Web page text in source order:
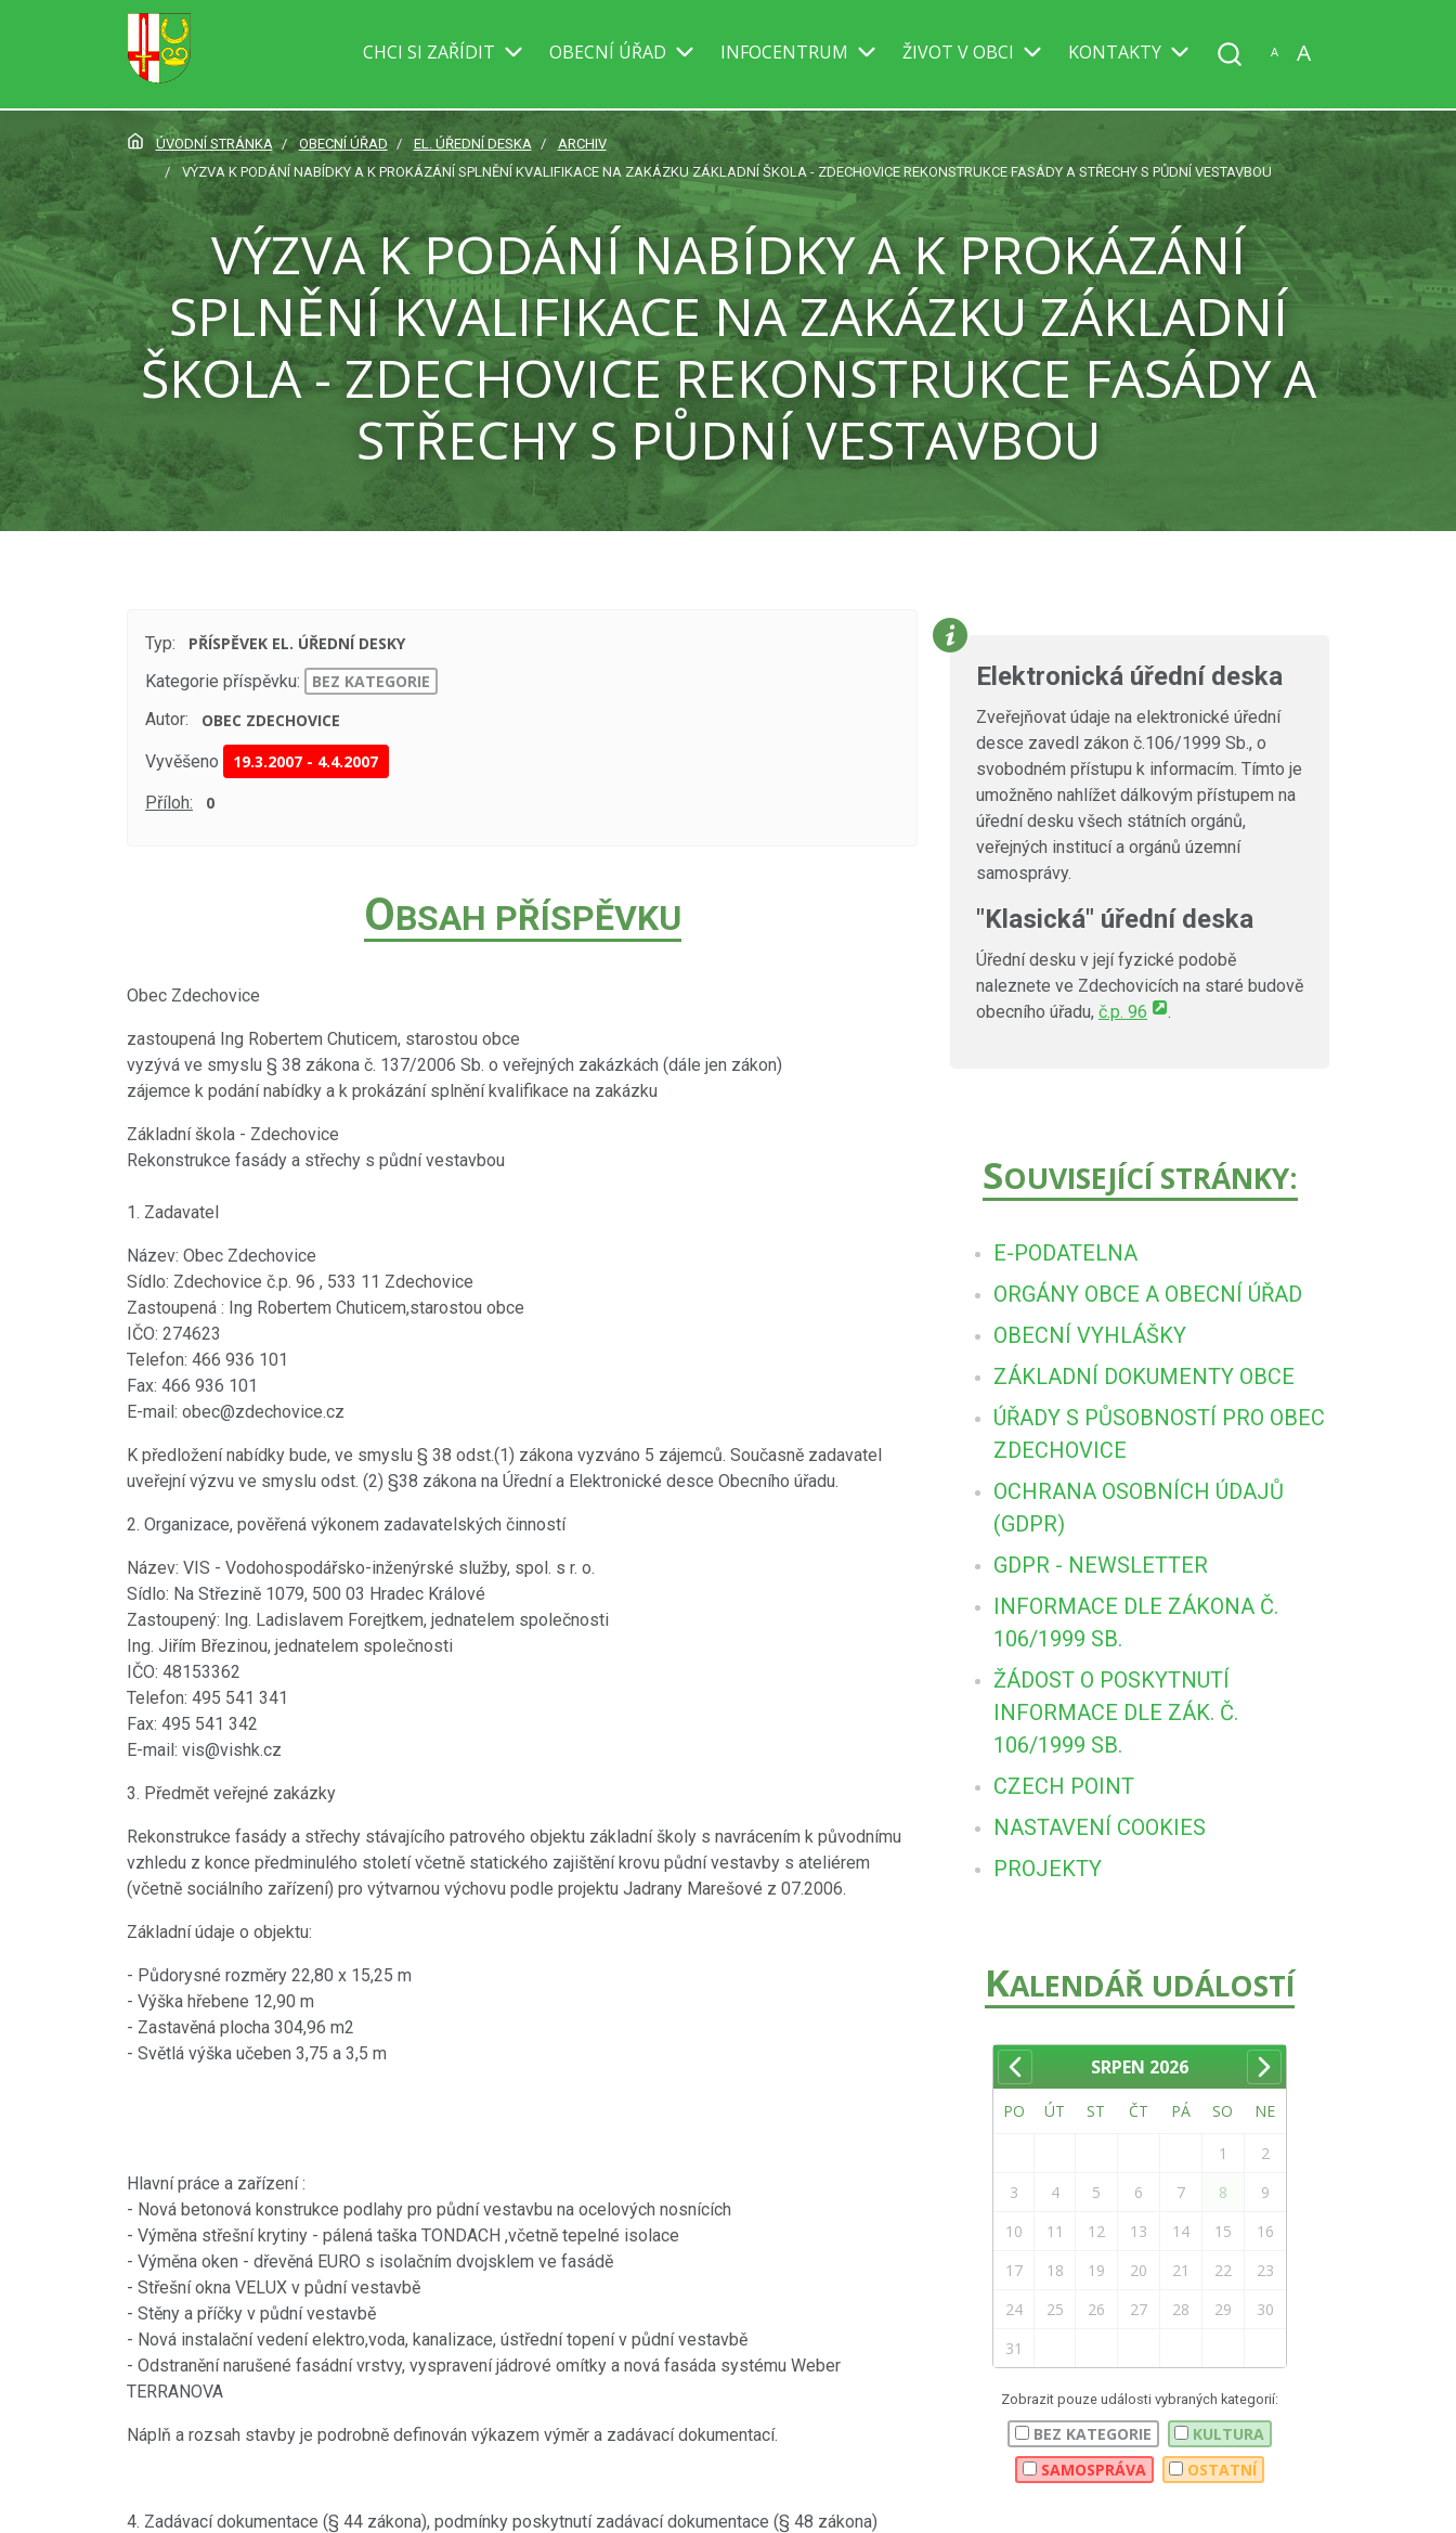
CHCI SI ZAŘÍDIT OBECNÍ ÚŘAD INFOCENTRUM ŽIVOT V OBCI KONTAKTY A A
ÚVODNÍ STRÁNKA OBECNÍ ÚŘAD EL. ÚŘEDNÍ DESKA
ARCHIV
VÝZVA K PODÁNÍ NABÍDKY A K PROKÁZÁNÍ SPLNĚNÍ KVALIFIKACE NA ZAKÁZKU ZÁKLADNÍ ŠKOLA - ZDECHOVICE REKONSTRUKCE FASÁDY A STŘECHY S PŮDNÍ VESTAVBOU
VÝZVA K PODÁNÍ NABÍDKY A K PROKÁZÁNÍ
SPLNĚNÍ KVALIFIKACE NA ZAKÁZKU ZÁKLADNÍ
ŠKOLA - ZDECHOVICE REKONSTRUKCE FASÁDY A
STŘECHY S PŮDNÍ VESTAVBOU
Typ:
PŘÍSPĚVEK EL. ÚŘEDNÍ DESKY
Kategorie příspěvku:
BEZ KATEGORIE
Autor:
OBEC ZDECHOVICE
Vyvěšeno 19.3.2007 - 4.4.2007
Příloh: 0
OBSAH PŘÍSPĚVKU
Obec Zdechovice
zastoupená Ing Robertem Chuticem, starostou obce
vyzývá ve smyslu § 38 zákona č. 137/2006 Sb. o veřejných zakázkách (dále jen zákon)
zájemce k podání nabídky a k prokázání splnění kvalifikace na zakázku
Základní škola - Zdechovice
Rekonstrukce fasády a střechy s půdní vestavbou
1. Zadavatel
Název: Obec Zdechovice
Sídlo: Zdechovice č.p. 96 , 533 11 Zdechovice
Zastoupená : Ing Robertem Chuticem,starostou obce
IČO: 274623
Telefon: 466 936 101
Fax: 466 936 101
E-mail: obec@zdechovice.cz
K předložení nabídky bude, ve smyslu § 38 odst.(1) zákona vyzváno 5 zájemců. Současně zadavatel
uveřejní výzvu ve smyslu odst. (2) §38 zákona na Úřední a Elektronické desce Obecního úřadu.
2. Organizace, pověřená výkonem zadavatelských činností
Název: VIS - Vodohospodářsko-inženýrské služby, spol. s r. o.
Sídlo: Na Střezině 1079, 500 03 Hradec Králové
Zastoupený: Ing. Ladislavem Forejtkem, jednatelem společnosti
Ing. Jiřím Březinou, jednatelem společnosti
IČO: 48153362
Telefon: 495 541 341
Fax: 495 541 342
E-mail: vis@vishk.cz
3. Předmět veřejné zakázky
Rekonstrukce fasády a střechy stávajícího patrového objektu základní školy s navrácením k původnímu
vzhledu z konce předminulého století včetně statického zajištění krovu půdní vestavby s ateliérem
(včetně sociálního zařízení) pro výtvarnou výchovu podle projektu Jadrany Marešové z 07.2006.
Základní údaje o objektu:
- Půdorysné rozměry 22,80 x 15,25 m
- Výška hřebene 12,90 m
- Zastavěná plocha 304,96 m2
- Světlá výška učeben 3,75 a 3,5 m
Hlavní práce a zařízení :
- Nová betonová konstrukce podlahy pro půdní vestavbu na ocelových nosnících
- Výměna střešní krytiny - pálená taška TONDACH ,včetně tepelné isolace
- Výměna oken - dřevěná EURO s isolačním dvojsklem ve fasádě
- Střešní okna VELUX v půdní vestavbě
- Stěny a příčky v půdní vestavbě
- Nová instalační vedení elektro,voda, kanalizace, ústřední topení v půdní vestavbě
- Odstranění narušené fasádní vrstvy, vyspravení jádrové omítky a nová fasáda systému Weber
TERRANOVA
Náplň a rozsah stavby je podrobně definován výkazem výměr a zadávací dokumentací.
4. Zadávací dokumentace (§ 44 zákona), podmínky poskytnutí zadávací dokumentace (§ 48 zákona)
Elektronická úřední deska
Zveřejňovat údaje na elektronické úřední
desce zavedl zákon č.106/1999 Sb., o
svobodném přístupu k informacím. Tímto je
umožněno nahlížet dálkovým přístupem na
úřední desku všech státních orgánů,
veřejných institucí a orgánů územní
samosprávy.
"Klasická" úřední deska
Úřední desku v její fyzické podobě
naleznete ve Zdechovicích na staré budově
obecního úřadu, č.p. 96 .
SOUVISEJÍCÍ STRÁNKY:
E-PODATELNA
ORGÁNY OBCE A OBECNÍ ÚŘAD
OBECNÍ VYHLÁŠKY
ZÁKLADNÍ DOKUMENTY OBCE
ÚŘADY S PŮSOBNOSTÍ PRO OBEC
ZDECHOVICE
OCHRANA OSOBNÍCH ÚDAJŮ
(GDPR)
GDPR - NEWSLETTER
INFORMACE DLE ZÁKONA Č.
106/1999 SB.
ŽÁDOST O POSKYTNUTÍ
INFORMACE DLE ZÁK. Č.
106/1999 SB.
CZECH POINT
NASTAVENÍ COOKIES
PROJEKTY
KALENDÁŘ UDÁLOSTÍ
SRPEN 2026
PO ÚT ST ČT PÁ SO NE
1
2
3
4 5 6 7 8
9
10
11 12 13 14 15
16
17
18 19 20 21 22
23
24
25 26 27 28 29
30
31
Zobrazit pouze události vybraných kategorií:
BEZ KATEGORIE
KULTURA
SAMOSPRÁVA
OSTATNÍ